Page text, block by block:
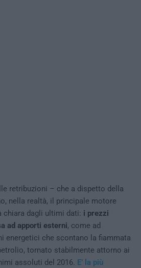
retribuzioni – che a dispetto della
nella realtà, il principale motore
chiara dagli ultimi dati: i prezzi
ad apporti esterni, come ad
energetici che scontano la fiammata
tornato stabilmente attorno ai
assoluti del 2016. E’ la più